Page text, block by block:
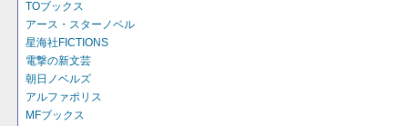
TOブックス
アース・スターノベル
星海社FICTIONS
電撃の新文芸
朝日ノベルズ
アルファポリス
MFブックス